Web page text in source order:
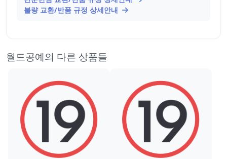
불량 교환/반품 규정 상세안내
월드공예의 다른 상품들